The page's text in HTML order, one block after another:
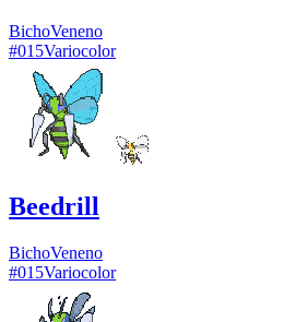
BichoVeneno
#015Variocolor
Beedrill
BichoVeneno
#015Variocolor